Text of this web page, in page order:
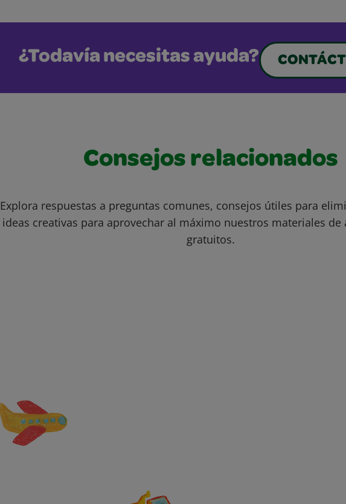
¿Todavía necesitas ayuda?
Consejos relacionados
Explora respuestas a preguntas comunes, consejos útiles para
ideas creativas para aprovechar al máximo nuestros materiales de
gratuitos.